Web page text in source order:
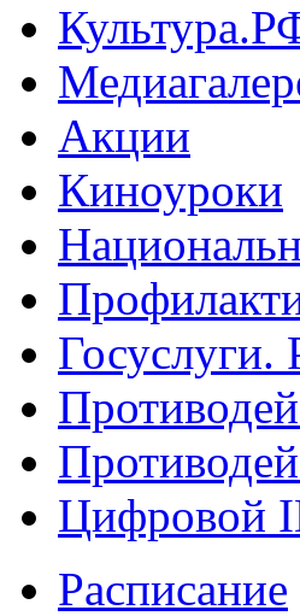
Акции
Киноуроки
Госуслуги.
Цифровой
Расписание